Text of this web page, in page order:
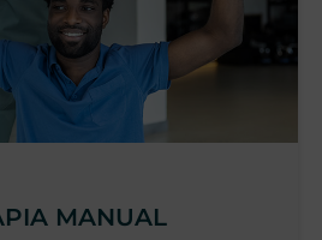
MANUAL